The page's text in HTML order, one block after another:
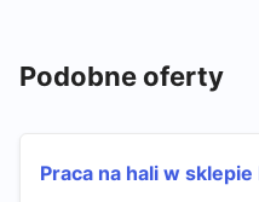
Podobne oferty
Praca na hali w